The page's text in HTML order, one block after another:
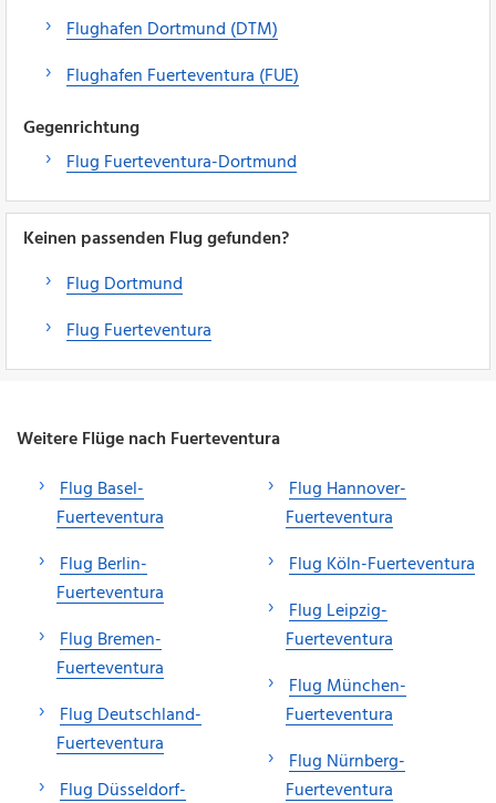
Flughafen Dortmund (DTM)
Flughafen Fuerteventura (FUE)
Gegenrichtung
Flug Fuerteventura-Dortmund
Keinen passenden Flug gefunden?
Flug Dortmund
Flug Fuerteventura
Weitere Flüge nach Fuerteventura
Flug Basel-
Fuerteventura
Flug Berlin-
Fuerteventura
Flug Bremen-
Fuerteventura
Flug Deutschland-
Fuerteventura
Flug Düsseldorf-
Flug Hannover-
Fuerteventura
Flug Köln-Fuerteventura
Flug Leipzig-
Fuerteventura
Flug München-
Fuerteventura
Flug Nürnberg-
Fuerteventura